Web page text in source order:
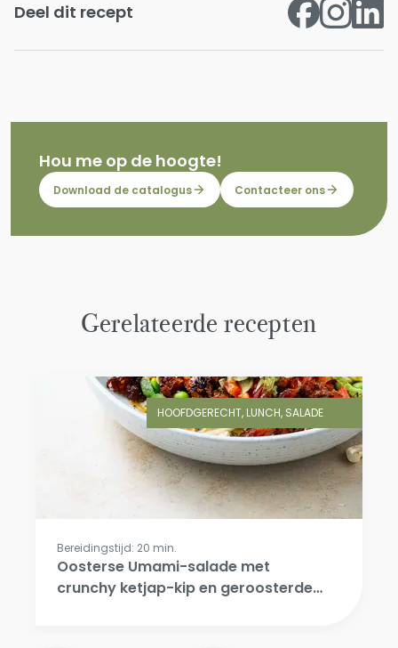
Deel dit recept
Hou me op de hoogte!
Download de catalogus Contacteer ons
Gerelateerde recepten
HOOFDGERECHT, LUNCH, SALADE
Bereidingstijd: 20 min.
Oosterse Umami-salade met
crunchy ketjap-kip en geroosterde